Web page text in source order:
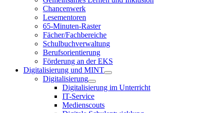
Chancenwerk
Lesementoren
65-Minuten-Raster
Fächer/Fachbereiche
Schulbuchverwaltung
Berufsorientierung
Förderung an der EKS
Digitalisierung und MINT
Digitalisierung
Digitalisierung im Unterricht
IT-Service
Medienscouts